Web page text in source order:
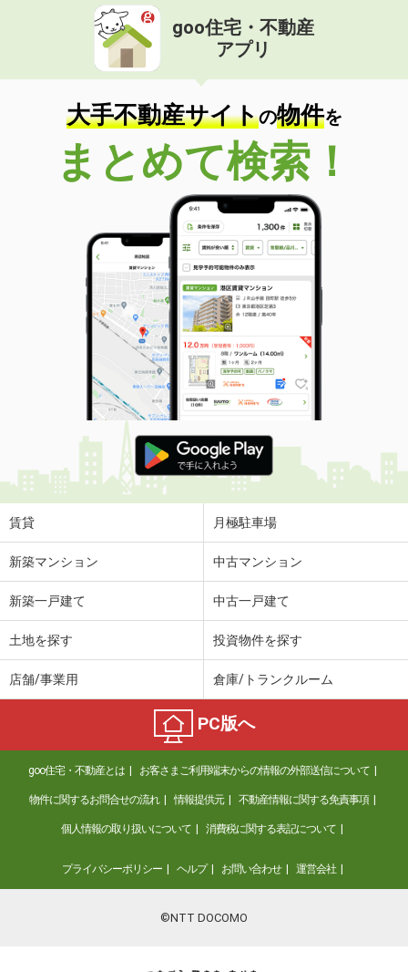
goo住宅・不動産
アプリ
大手不動産サイトの物件を
まとめて検索！
賃貸 月極駐車場
新築マンション 中古マンション
新築一戸建て 中古一戸建て
土地を探す 投資物件を探す
店舗/事業用 倉庫/トランクルーム
PC版へ
goo住宅・不動産とは お客さまご利用端末からの情報の外部送信について
物件に関するお問合せの流れ 情報提供元 不動産情報に関する免責事項
個人情報の取り扱いについて 消費税に関する表記について
プライバシーポリシー ヘルプ お問い合わせ 運営会社
©NTT DOCOMO